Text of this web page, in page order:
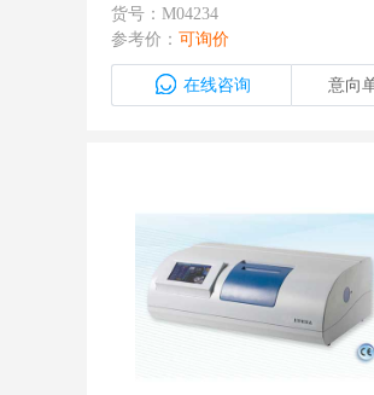
货号：M04234
参考价： 可询价
在线咨询 意向